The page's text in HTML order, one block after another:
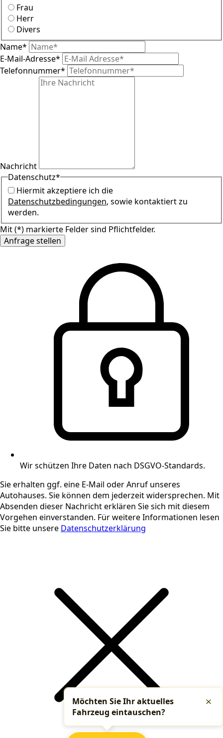
Frau
Herr
Divers
Name*
E-Mail-Adresse*
Telefonnummer*
Nachricht
Datenschutz*
Hiermit akzeptiere ich die
Datenschutzbedingungen, sowie kontaktiert zu
werden.
Mit (*) markierte Felder sind Pflichtfelder.
Anfrage stellen
Wir schützen Ihre Daten nach DSGVO-Standards.
Sie erhalten ggf. eine E-Mail oder Anruf unseres
Autohauses. Sie können dem jederzeit widersprechen. Mit
Absenden dieser Nachricht erklären Sie sich mit diesem
Vorgehen einverstanden. Für weitere Informationen lesen
Sie bitte unsere Datenschutzerklärung
Möchten Sie Ihr aktuelles
Fahrzeug eintauschen?